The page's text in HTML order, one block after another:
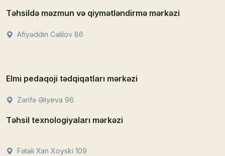
Təhsildə məzmun və qiymətləndirmə mərkəzi
Afiyəddin Cəlilov 86
Elmi pedaqoji tədqiqatları mərkəzi
Zərifə Əliyeva 96
Təhsil texnologiyaları mərkəzi
Fətəli Xan Xoyski 109